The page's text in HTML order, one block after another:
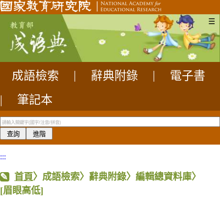
☰
成語檢索 辭典附錄
電子書
|
筆記本
:::
首頁〉成語檢索〉辭典附錄〉編輯總資料庫〉
[眉眼高低]